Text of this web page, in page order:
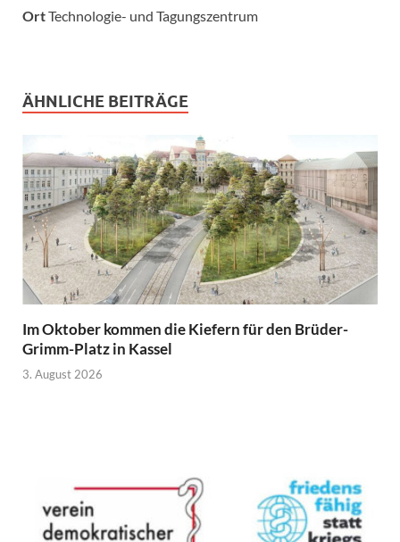
OrtTechnologie- und Tagungszentrum
ÄHNLICHE BEITRÄGE
Im Oktober kommen die Kiefern für den Brüder-
Grimm-Platz in Kassel
3. August 2026